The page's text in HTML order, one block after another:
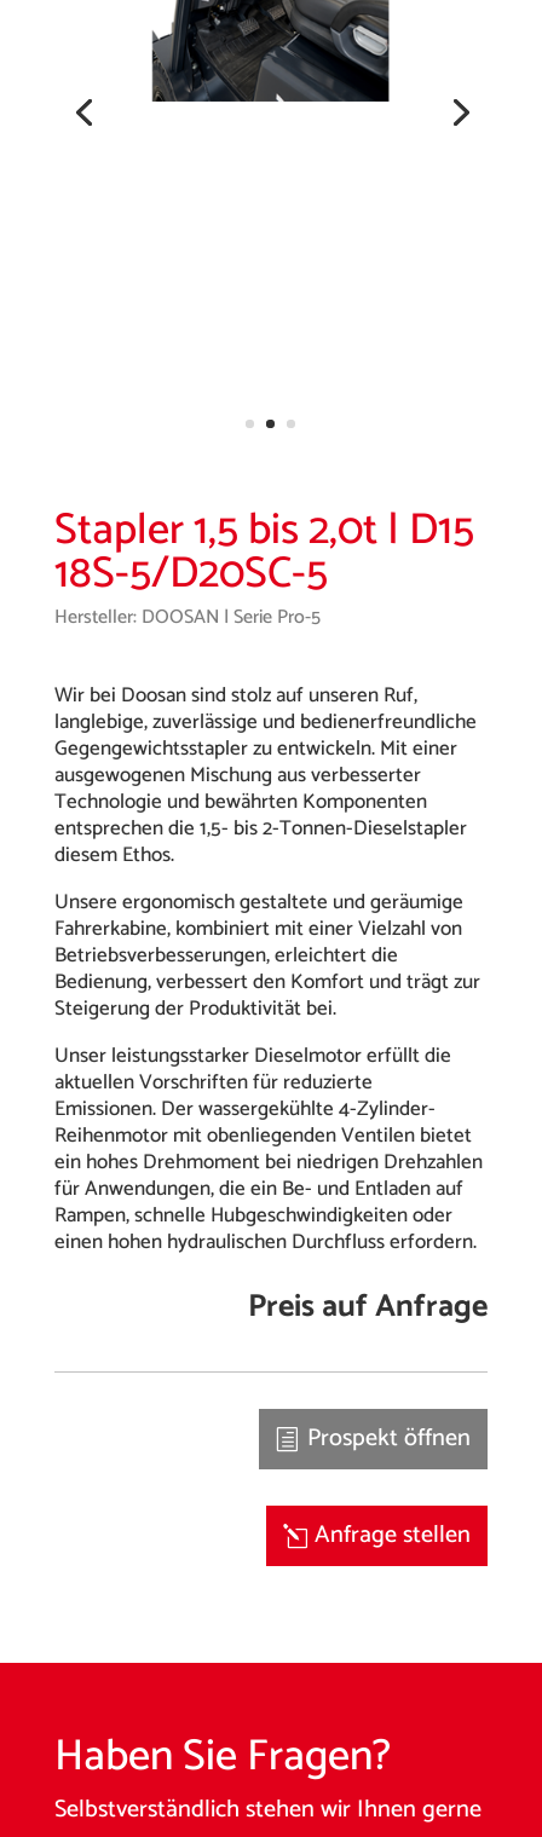
Stapler 1,5 bis 2,0t | D15
18S-5/D20SC-5
Hersteller: DOOSAN | Serie Pro-5
Wir bei Doosan sind stolz auf unseren Ruf,
langlebige, zuverlässige und bedienerfreundliche
Gegengewichtsstapler zu entwickeln. Mit einer
ausgewogenen Mischung aus verbesserter
Technologie und bewährten Komponenten
entsprechen die 1,5- bis 2-Tonnen-Dieselstapler
diesem Ethos.
Unsere ergonomisch gestaltete und geräumige
Fahrerkabine, kombiniert mit einer Vielzahl von
Betriebsverbesserungen, erleichtert die
Bedienung, verbessert den Komfort und trägt zur
Steigerung der Produktivität bei.
Unser leistungsstarker Dieselmotor erfüllt die
aktuellen Vorschriften für reduzierte
Emissionen. Der wassergekühlte 4-Zylinder-
Reihenmotor mit obenliegenden Ventilen bietet
ein hohes Drehmoment bei niedrigen Drehzahlen
für Anwendungen, die ein Be- und Entladen auf
Rampen, schnelle Hubgeschwindigkeiten oder
einen hohen hydraulischen Durchfluss erfordern.
Preis auf Anfrage
Prospekt öffnen
Anfrage stellen
Haben Sie Fragen?
Selbstverständlich stehen wir Ihnen gerne